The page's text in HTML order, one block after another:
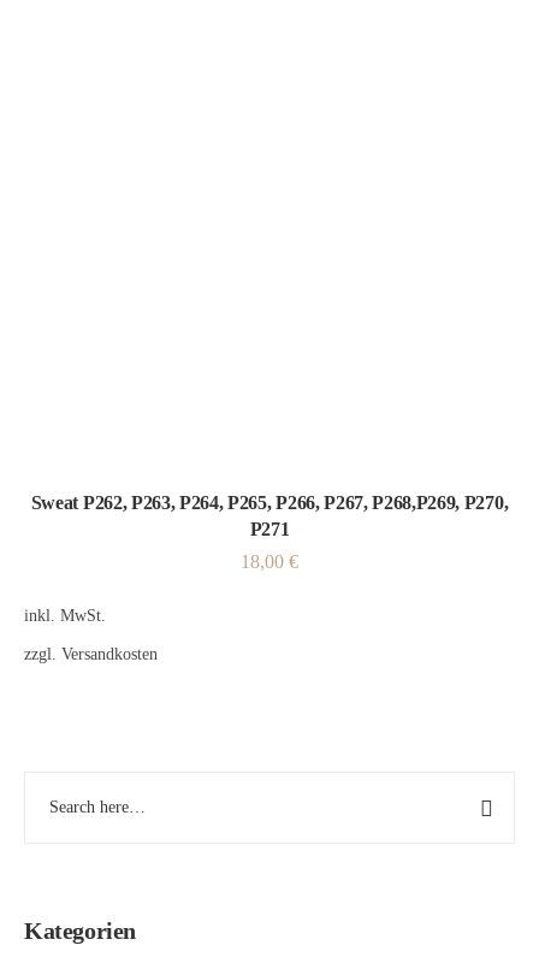
Kategorien
Sweat P262, P263, P264, P265, P266, P267, P268,P269, P270,
P271
18,00 €
inkl. MwSt.
zzgl. Versandkosten